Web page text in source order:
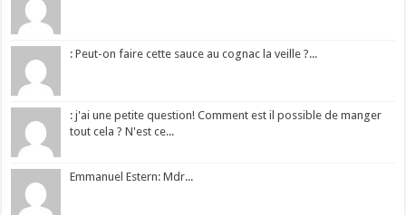
: Peut-on faire cette sauce au cognac la veille ?...
: j'ai une petite question! Comment est il possible de manger
tout cela ? N'est ce...
Emmanuel Estern: Mdr...